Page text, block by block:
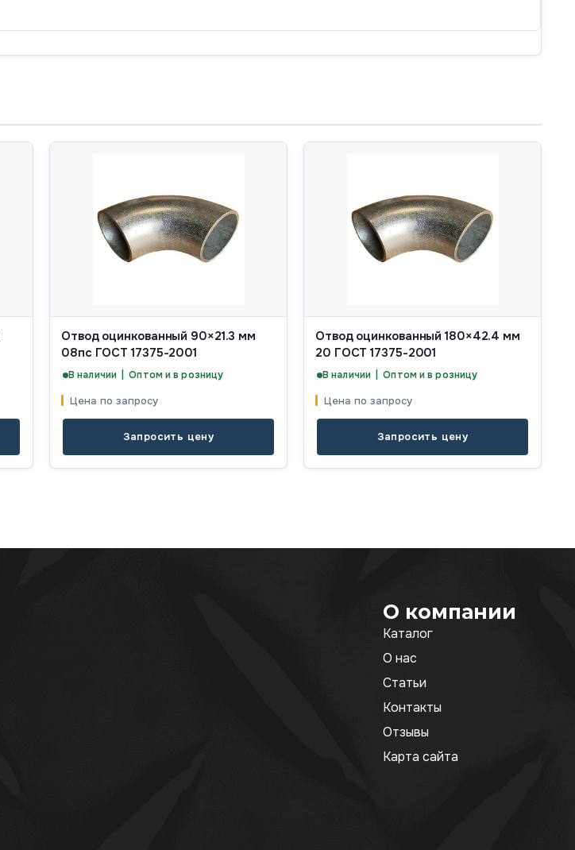
Отвод оцинкованный 90×21.3 мм
08пс ГОСТ 17375-2001
В наличии | Оптом и в розницу
Цена по запросу
Запросить цену
Отвод оцинкованный 180×42.4 мм
20 ГОСТ 17375-2001
В наличии | Оптом и в розницу
Цена по запросу
Запросить цену
О компании
Каталог
О нас
Статьи
Контакты
Отзывы
Карта сайта